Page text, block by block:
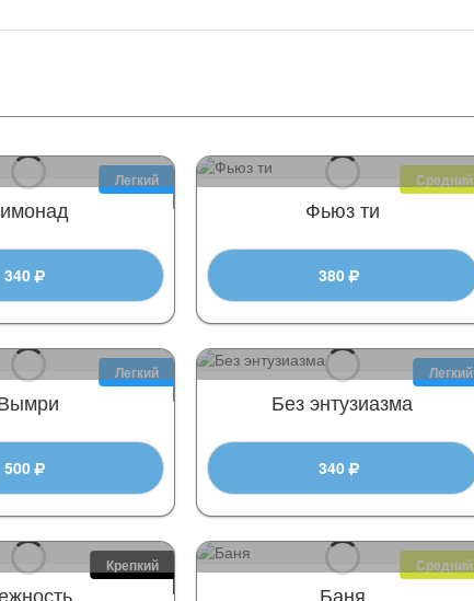
340
Легкий
Фьюз ти
380
Средний
500
Легкий
Без энтузиазма
340
Легкий
Крепкий
Баня
Средний